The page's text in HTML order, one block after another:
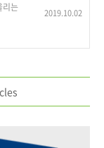
리는
2019.10.02